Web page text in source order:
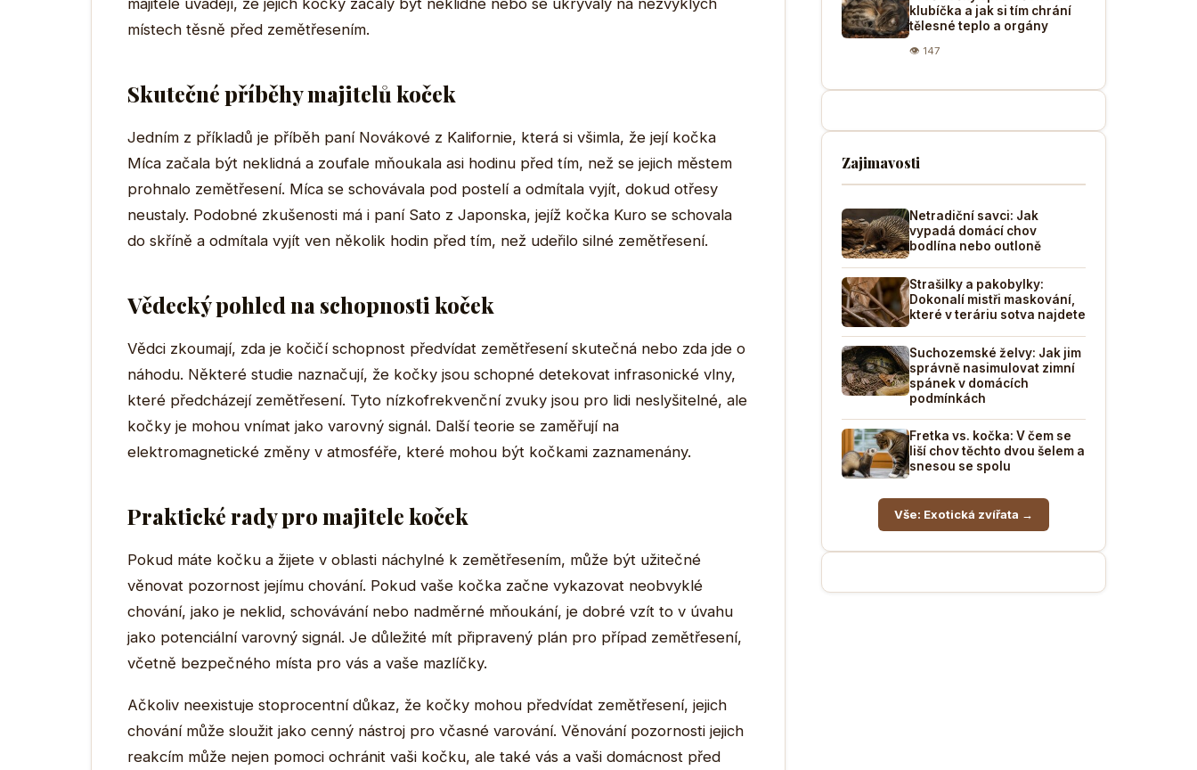
majitelé uvádějí, že jejich kočky začaly být neklidné nebo se ukrývaly na nezvyklých
místech těsně před zemětřesením.
Skutečné příběhy majitelů koček
Jedním z příkladů je příběh paní Novákové z Kalifornie, která si všimla, že její kočka
Míca začala být neklidná a zoufale mňoukala asi hodinu před tím, než se jejich městem
prohnalo zemětřesení. Míca se schovávala pod postelí a odmítala vyjít, dokud otřesy
neustaly. Podobné zkušenosti má i paní Sato z Japonska, jejíž kočka Kuro se schovala
do skříně a odmítala vyjít ven několik hodin před tím, než udeřilo silné zemětřesení.
Vědecký pohled na schopnosti koček
Vědci zkoumají, zda je kočičí schopnost předvídat zemětřesení skutečná nebo zda jde o
náhodu. Některé studie naznačují, že kočky jsou schopné detekovat infrasonické vlny,
které předcházejí zemětřesení. Tyto nízkofrekvenční zvuky jsou pro lidi neslyšitelné, ale
kočky je mohou vnímat jako varovný signál. Další teorie se zaměřují na
elektromagnetické změny v atmosféře, které mohou být kočkami zaznamenány.
Praktické rady pro majitele koček
Pokud máte kočku a žijete v oblasti náchylné k zemětřesením, může být užitečné
věnovat pozornost jejímu chování. Pokud vaše kočka začne vykazovat neobvyklé
chování, jako je neklid, schovávání nebo nadměrné mňoukání, je dobré vzít to v úvahu
jako potenciální varovný signál. Je důležité mít připravený plán pro případ zemětřesení,
včetně bezpečného místa pro vás a vaše mazlíčky.
Ačkoliv neexistuje stoprocentní důkaz, že kočky mohou předvídat zemětřesení, jejich
chování může sloužit jako cenný nástroj pro včasné varování. Věnování pozornosti jejich
reakcím může nejen pomoci ochránit vaši kočku, ale také vás a vaši domácnost před
klubíčka a jak si tím chrání
tělesné teplo a orgány
👁 147
Zajimavosti
Netradiční savci: Jak
vypadá domácí chov
bodlína nebo outloně
Strašilky a pakobylky:
Dokonalí mistři maskování,
které v teráriu sotva najdete
Suchozemské želvy: Jak jim
správně nasimulovat zimní
spánek v domácích
podmínkách
Fretka vs. kočka: V čem se
liší chov těchto dvou šelem a
snesou se spolu
Vše: Exotická zvířata →